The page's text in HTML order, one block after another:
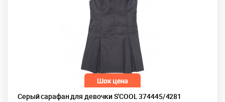
Серый сарафан для девочки S'COOL 374445/4281